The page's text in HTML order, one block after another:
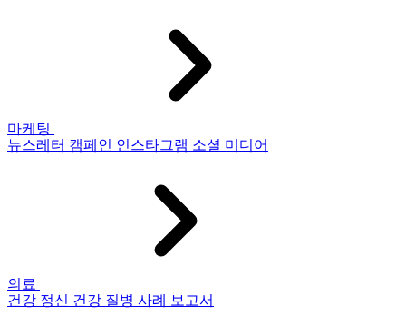
마케팅
뉴스레터 캠페인 인스타그램 소셜 미디어
의료
건강 정신 건강 질병 사례 보고서